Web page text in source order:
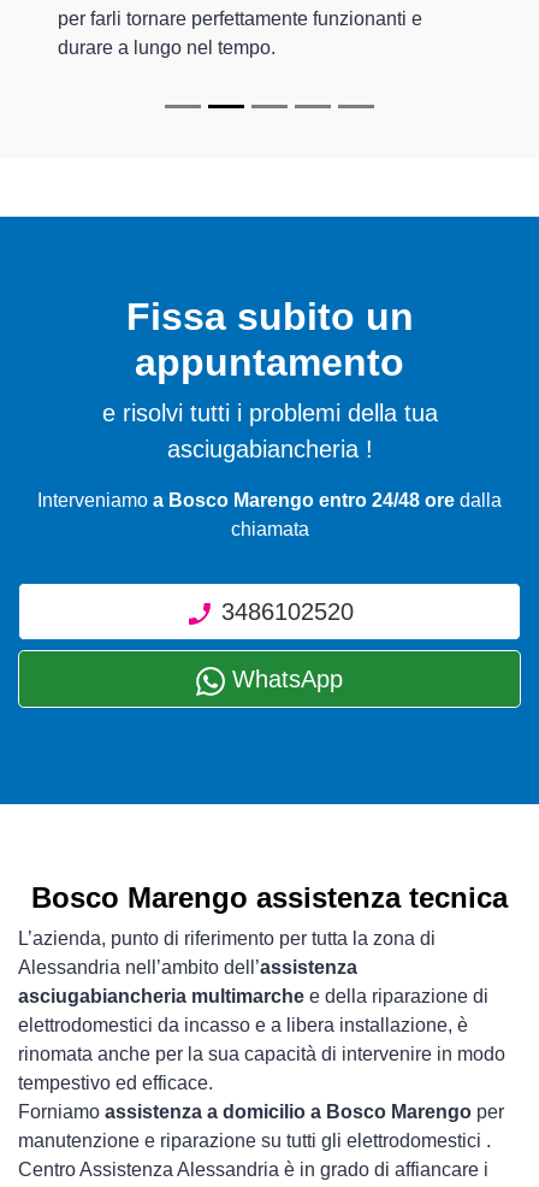
per farli tornare perfettamente funzionanti e
durare a lungo nel tempo.
Fissa subito un
appuntamento
e risolvi tutti i problemi della tua
asciugabiancheria !
Interveniamo a Bosco Marengo entro 24/48 ore dalla
chiamata
3486102520
WhatsApp
Bosco Marengo assistenza tecnica
L’azienda, punto di riferimento per tutta la zona di
Alessandria nell’ambito dell’assistenza
asciugabiancheria multimarche e della riparazione di
elettrodomestici da incasso e a libera installazione, è
rinomata anche per la sua capacità di intervenire in modo
tempestivo ed efficace.
Forniamo assistenza a domicilio a Bosco Marengo per
manutenzione e riparazione su tutti gli elettrodomestici .
Centro Assistenza Alessandria è in grado di affiancare i